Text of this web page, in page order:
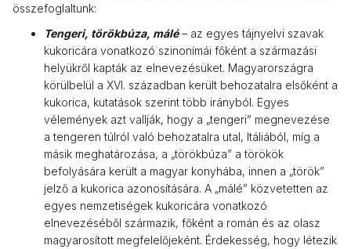
összefoglaltunk:
Tengeri, törökbúza, málé– az egyes tájnyelvi szavak
kukoricára vonatkozó szinonímái főként a származási
helyükről kapták az elnevezésüket. Magyarországra
körülbelül a XVI. században került behozatalra elsőként a
kukorica, kutatások szerint több irányból. Egyes
vélemények azt vallják, hogy a „tengeri” megnevezése
a tengeren túlról való behozatalra utal, Itáliából, míg a
másik meghatározása, a „törökbúza” a törökök
befolyására került a magyar konyhába, innen a „török”
jelző a kukorica azonosítására. A „málé” közvetetten az
egyes nemzetiségek kukoricára vonatkozó
elnevezéséből származik, főként a román és az olasz
magyarosított megfelelőjeként. Érdekesség, hogy létezik